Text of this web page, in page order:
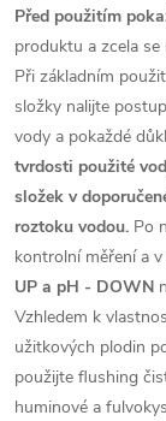
Před použitím
produktu a zcela
Při základním
složky nalijte
vody a pokaždé
tvrdosti použité
složek v
roztoku vodou. Po
kontrolní měření a
UP a pH - DOWN
Vzhledem k
užitkových plodin
použijte flushing
huminové a